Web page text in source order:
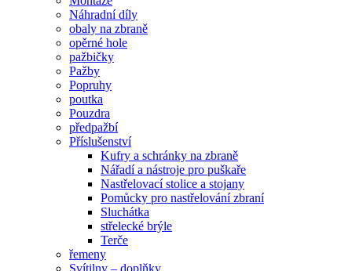
Náhradní díly
obaly na zbraně
opěrné hole
pažbičky
Pažby
Popruhy
poutka
Pouzdra
předpažbí
Příslušenství
Kufry a schránky na zbraně
Nářadí a nástroje pro puškaře
Nastřelovací stolice a stojany
Pomůcky pro nastřelování zbraní
Sluchátka
střelecké brýle
Terče
řemeny
Svítilny – doplňky